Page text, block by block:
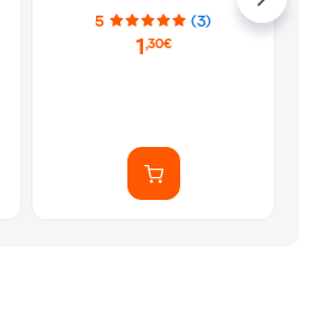
Αυτοκόλλητα)
5 (3)
1 ,30€